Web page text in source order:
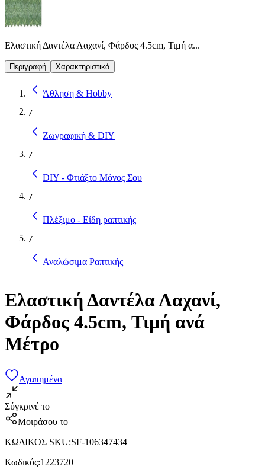
Ελαστική Δαντέλα Λαχανί, Φάρδος 4.5cm, Τιμή α...
Περιγραφή Χαρακτηριστικά
Άθληση & Hobby
/
Ζωγραφική & DIY
/
DIY - Φτιάξτο Μόνος Σου
/
Πλέξιμο - Είδη ραπτικής
/
Αναλώσιμα Ραπτικής
Ελαστική Δαντέλα Λαχανί,
Φάρδος 4.5cm, Τιμή ανά
Μέτρο
Αγαπημένα
Σύγκρινέ το
Μοιράσου το
ΚΩΔΙΚΟΣ SKU:SF-106347434
Κωδικός:1223720